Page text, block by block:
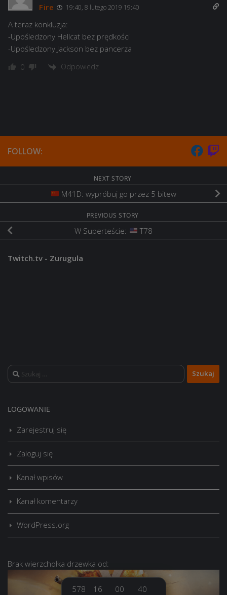
Fire 19:40, 8 lutego 2019 19:40
A teraz konkluzja:
-Upośledzony Hellcat bez prędkości
-Upośledzony Jackson bez pancerza
0 Odpowiedz
FOLLOW:
NEXT STORY
M41D: wypróbuj go przez 5 bitew
PREVIOUS STORY
W Superteście: T78
Twitch.tv - Zurugula
Szukaj:
LOGOWANIE
Zarejestruj się
Zaloguj się
Kanał wpisów
Kanał komentarzy
WordPress.org
Brak wierzchołka drzewka od:
578
16
00
41